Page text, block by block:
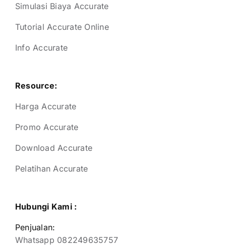
Simulasi Biaya Accurate
Tutorial Accurate Online
Info Accurate
Resource:
Harga Accurate
Promo Accurate
Download Accurate
Pelatihan Accurate
Hubungi Kami :
Penjualan:
Whatsapp 082249635757